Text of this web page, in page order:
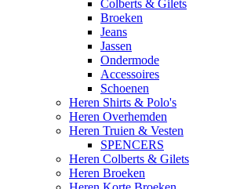
Colberts & Gilets
Broeken
Jeans
Jassen
Ondermode
Accessoires
Schoenen
Heren Shirts & Polo's
Heren Overhemden
Heren Truien & Vesten
SPENCERS
Heren Colberts & Gilets
Heren Broeken